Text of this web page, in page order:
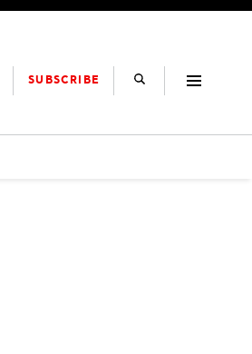
SUBSCRIBE